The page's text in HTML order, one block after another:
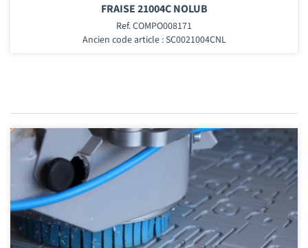
FRAISE 21004C NOLUB
Ref. COMPO008171
Ancien code article : SC0021004CNL